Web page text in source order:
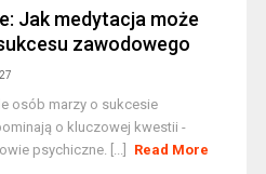
Jak medytacja może
zawodowego
osób marzy o sukcesie
o kluczowej kwestii -
psychiczne. [...]
Read More